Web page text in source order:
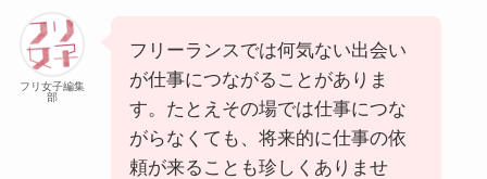
フリ女子編集
部
フリーランスでは何気ない出会い
が仕事につながることがありま
す。たとえその場では仕事につな
がらなくても、将来的に仕事の依
頼が来ることも珍しくありませ